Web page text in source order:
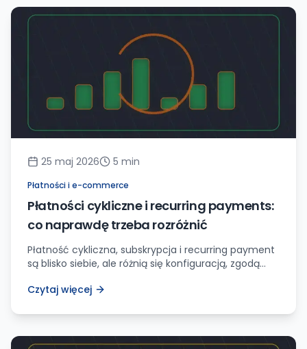
25 maj 2026 5 min
Płatności i e-commerce
Płatności cykliczne i recurring payments:
co naprawdę trzeba rozróżnić
Płatność cykliczna, subskrypcja i recurring payment
są blisko siebie, ale różnią się konfiguracją, zgodą
Czytaj więcej